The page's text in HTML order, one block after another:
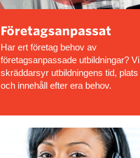
Företagsanpassat
Har ert företag behov av
företagsanpassade utbildningar? Vi
skräddarsyr utbildningens tid, plats
och innehåll efter era behov.